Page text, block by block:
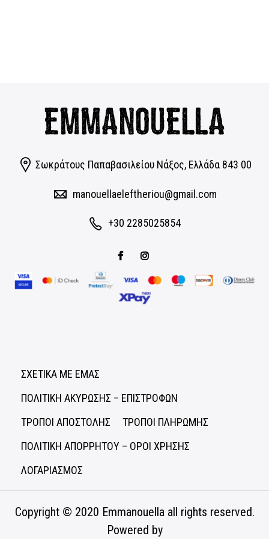
Σωκράτους Παπαβασιλείου Νάξος, Eλλάδα 843 00
manouellaeleftheriou@gmail.com
+30 2285025854
ΣΧΕΤΙΚΑ ΜΕ ΕΜΑΣ
ΠΟΛΙΤΙΚΗ ΑΚΥΡΩΣΗΣ – ΕΠΙΣΤΡΟΦΩΝ
ΤΡΟΠΟΙ ΑΠΟΣΤΟΛΗΣ
ΤΡΟΠΟΙ ΠΛΗΡΩΜΗΣ
ΠΟΛΙΤΙΚΗ ΑΠΟΡΡΗΤΟΥ – ΟΡΟΙ ΧΡΗΣΗΣ
ΛΟΓΑΡΙΑΣΜΟΣ
Copyright © 2020 Emmanouellaall rights reserved.
Powered by